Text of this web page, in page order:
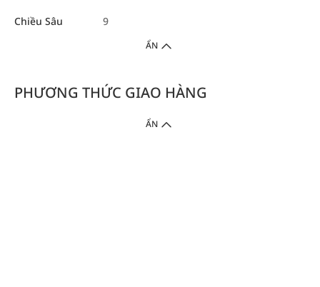
Chiều Sâu 9
ẨN
PHƯƠNG THỨC GIAO HÀNG
ẨN